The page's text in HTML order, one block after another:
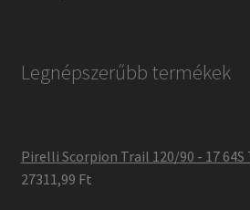
Legnépszerűbb termékek
Pirelli Scorpion Trail 120/90 - 17
27311,99 Ft